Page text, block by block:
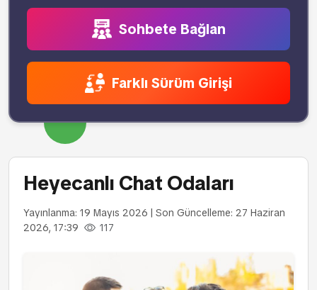
Sohbete Bağlan
Farklı Sürüm Girişi
Heyecanlı Chat Odaları
Yayınlanma: 19 Mayıs 2026 | Son Güncelleme: 27 Haziran
2026, 17:39
117